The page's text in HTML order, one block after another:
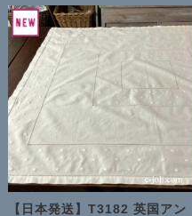
【日本発送】T3182 英国アン